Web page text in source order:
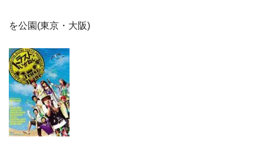
を公園(東京・大阪)